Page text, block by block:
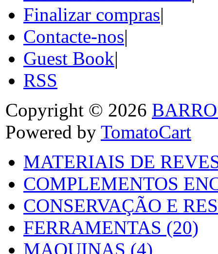
Finalizar compras|
Contacte-nos|
Guest Book|
RSS
Copyright © 2026
Powered by TomatoCart
MATERIAIS DE
COMPLEMENTOS
CONSERVAÇÃO E
FERRAMENTAS (20)
MAQUINAS (4)